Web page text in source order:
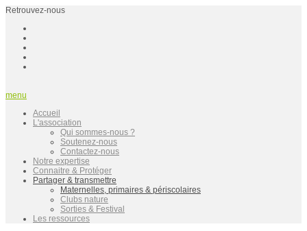
Retrouvez-nous
menu
Accueil
L'association
Qui sommes-nous ?
Soutenez-nous
Contactez-nous
Notre expertise
Connaitre & Protéger
Partager & transmettre
Maternelles, primaires & périscolaires
Clubs nature
Sorties & Festival
Les ressources